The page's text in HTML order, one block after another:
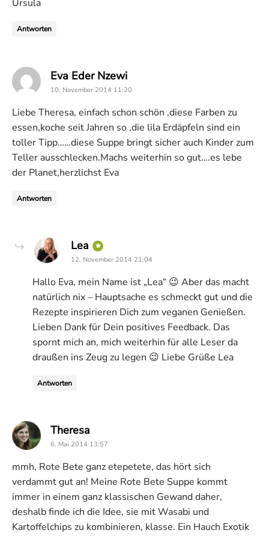
Ursula
Antworten
Eva Eder Nzewisays:
10. November 2014 11:20
Liebe Theresa, einfach schon schön ,diese Farben zu
essen,koche seit Jahren so ,die lila Erdäpfeln sind ein
toller Tipp……diese Suppe bringt sicher auch Kinder zum
Teller ausschlecken.Machs weiterhin so gut….es lebe
der Planet,herzlichst Eva
Antworten
Lea says:
12. November 2014 21:04
Hallo Eva, mein Name ist „Lea“ 😉 Aber das macht
natürlich nix – Hauptsache es schmeckt gut und die
Rezepte inspirieren Dich zum veganen Genießen.
Lieben Dank für Dein positives Feedback. Das
spornt mich an, mich weiterhin für alle Leser da
draußen ins Zeug zu legen 😉 Liebe Grüße Lea
Antworten
Theresa
6. Mai 2014 13:57
mmh, Rote Bete ganz etepetete, das hört sich
verdammt gut an! Meine Rote Bete Suppe kommt
immer in einem ganz klassischen Gewand daher,
deshalb finde ich die Idee, sie mit Wasabi und
Kartoffelchips zu kombinieren, klasse. Ein Hauch Exotik